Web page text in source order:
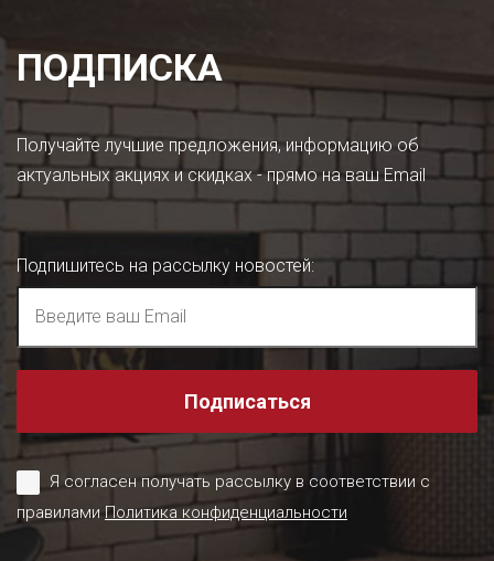
ПОДПИСКА
Получайте лучшие предложения, информацию об
актуальных акциях и скидках - прямо на ваш Email
Подпишитесь на рассылку новостей:
Подписаться
Я согласен получать рассылку в соответствии с
правиламиПолитика конфиденциальности